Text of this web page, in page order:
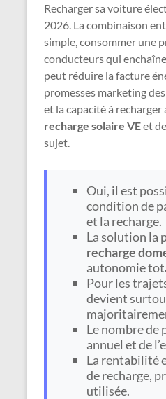
Recharger sa voiture
2026. La combinaison
simple, consommer une
conducteurs qui
peut réduire la facture
promesses marketing
et la capacité à
recharge solaire VEet
sujet.
Oui, il est
condition de
et la recharge.
La solution la
recharge
autonomie
Pour les
devient
Le nombre de
annuel et de
La rentabilité
de recharge,
utilisée.